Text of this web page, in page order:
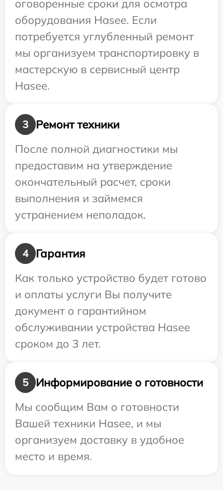
оговоренные сроки для осмотра
оборудования Hasee. Если
потребуется углубленный ремонт
мы организуем транспортировку в
мастерскую в сервисный центр
Hasee.
3
Ремонт техники
После полной диагностики мы
предоставим на утверждение
окончательный расчет, сроки
выполнения и займемся
устранением неполадок.
4
Гарантия
Как только устройство будет готово
и оплаты услуги Вы получите
документ о гарантийном
обслуживании устройства Hasee
сроком до 3 лет.
5
Информирование о готовности
Мы сообщим Вам о готовности
Вашей техники Hasee, и мы
организуем доставку в удобное
место и время.